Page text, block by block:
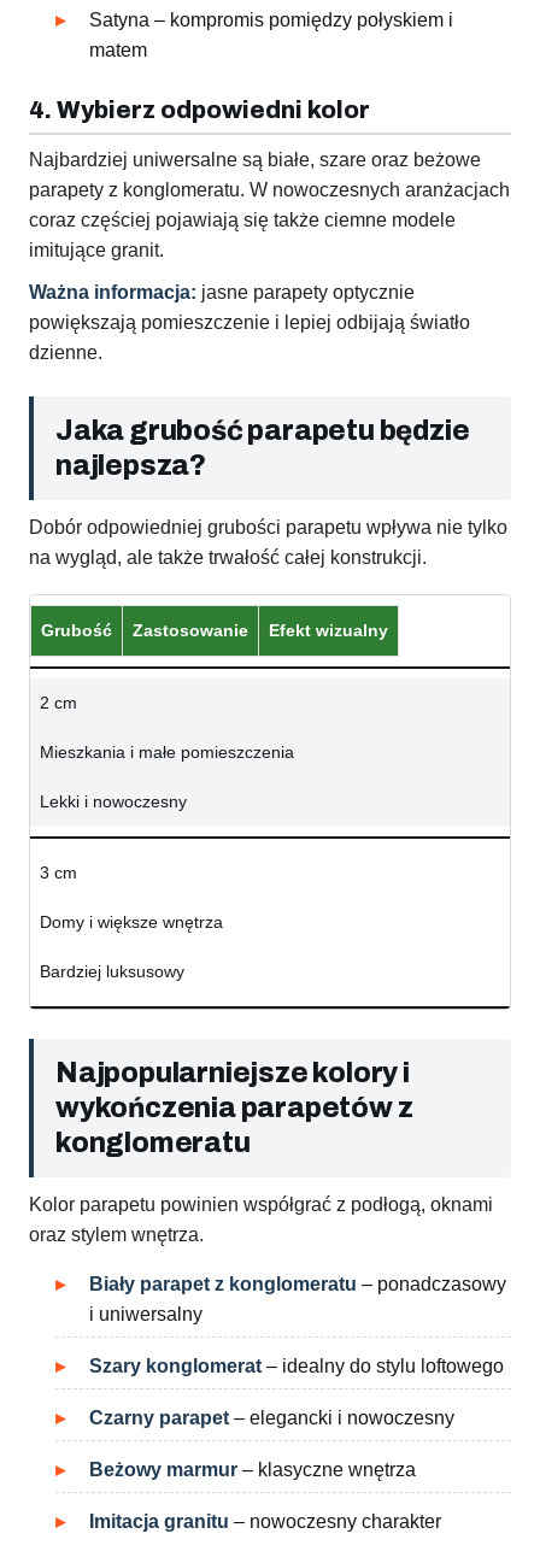
Satyna – kompromis pomiędzy połyskiem i
matem
4. Wybierz odpowiedni kolor
Najbardziej uniwersalne są białe, szare oraz beżowe
parapety z konglomeratu. W nowoczesnych aranżacjach
coraz częściej pojawiają się także ciemne modele
imitujące granit.
Ważna informacja: jasne parapety optycznie
powiększają pomieszczenie i lepiej odbijają światło
dzienne.
Jaka grubość parapetu będzie
najlepsza?
Dobór odpowiedniej grubości parapetu wpływa nie tylko
na wygląd, ale także trwałość całej konstrukcji.
Grubość Zastosowanie Efekt wizualny
2 cm
Mieszkania i małe pomieszczenia
Lekki i nowoczesny
3 cm
Domy i większe wnętrza
Bardziej luksusowy
Najpopularniejsze kolory i
wykończenia parapetów z
konglomeratu
Kolor parapetu powinien współgrać z podłogą, oknami
oraz stylem wnętrza.
Biały parapet z konglomeratu – ponadczasowy
i uniwersalny
Szary konglomerat – idealny do stylu loftowego
Czarny parapet – elegancki i nowoczesny
Beżowy marmur – klasyczne wnętrza
Imitacja granitu – nowoczesny charakter